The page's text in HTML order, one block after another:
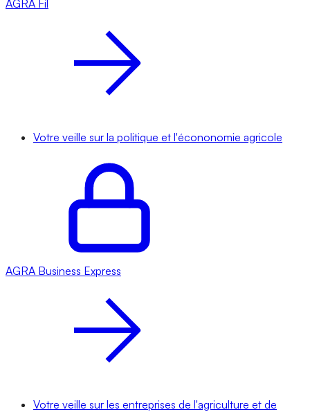
AGRA Fil
Votre veille sur la politique et l'écononomie agricole
AGRA Business Express
Votre veille sur les entreprises de l'agriculture et de